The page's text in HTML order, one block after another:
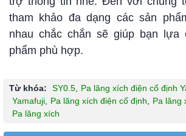
tham khảo đa dạng các sản
nhau chắc chắn sẽ giúp bạn lựa
phẩm phù hợp.
Từ khóa: SY0.5, Pa lăng xích điện cố định
Yamafuji, Pa lăng xích điện cố định, Pa lăng
Pa lăng xích